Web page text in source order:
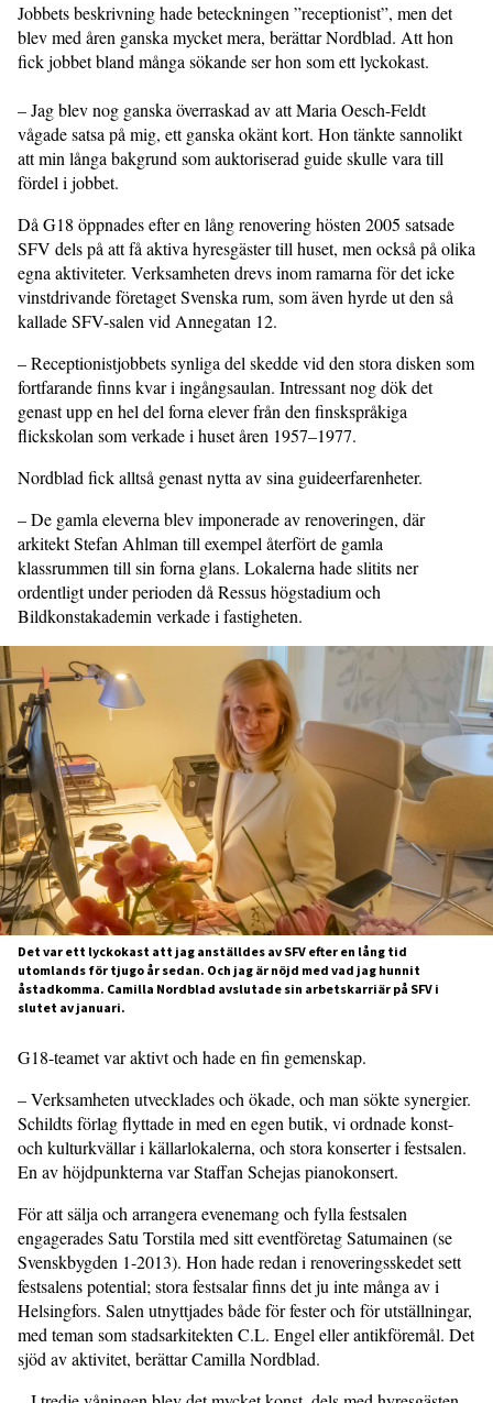
Jobbets beskrivning hade beteckningen ”receptionist”, men det
blev med åren ganska mycket mera, berättar Nordblad. Att hon
fick jobbet bland många sökande ser hon som ett lyckokast.
– Jag blev nog ganska överraskad av att Maria Oesch-Feldt
vågade satsa på mig, ett ganska okänt kort. Hon tänkte sannolikt
att min långa bakgrund som auktoriserad guide skulle vara till
fördel i jobbet.
Då G18 öppnades efter en lång renovering hösten 2005 satsade
SFV dels på att få aktiva hyresgäster till huset, men också på olika
egna aktiviteter. Verksamheten drevs inom ramarna för det icke
vinstdrivande företaget Svenska rum, som även hyrde ut den så
kallade SFV-salen vid Annegatan 12.
– Receptionistjobbets synliga del skedde vid den stora disken som
fortfarande finns kvar i ingångsaulan. Intressant nog dök det
genast upp en hel del forna elever från den finskspråkiga
flickskolan som verkade i huset åren 1957–1977.
Nordblad fick alltså genast nytta av sina guideerfarenheter.
– De gamla eleverna blev imponerade av renoveringen, där
arkitekt Stefan Ahlman till exempel återfört de gamla
klassrummen till sin forna glans. Lokalerna hade slitits ner
ordentligt under perioden då Ressus högstadium och
Bildkonstakademin verkade i fastigheten.
Det var ett lyckokast att jag anställdes av SFV efter en lång tid
utomlands för tjugo år sedan. Och jag är nöjd med vad jag hunnit
åstadkomma. Camilla Nordblad avslutade sin arbetskarriär på SFV i
slutet av januari.
G18-teamet var aktivt och hade en fin gemenskap.
– Verksamheten utvecklades och ökade, och man sökte synergier.
Schildts förlag flyttade in med en egen butik, vi ordnade konst-
och kulturkvällar i källarlokalerna, och stora konserter i festsalen.
En av höjdpunkterna var Staffan Schejas pianokonsert.
För att sälja och arrangera evenemang och fylla festsalen
engagerades Satu Torstila med sitt eventföretag Satumainen (se
Svenskbygden 1-2013). Hon hade redan i renoveringsskedet sett
festsalens potential; stora festsalar finns det ju inte många av i
Helsingfors. Salen utnyttjades både för fester och för utställningar,
med teman som stadsarkitekten C.L. Engel eller antikföremål. Det
sjöd av aktivitet, berättar Camilla Nordblad.